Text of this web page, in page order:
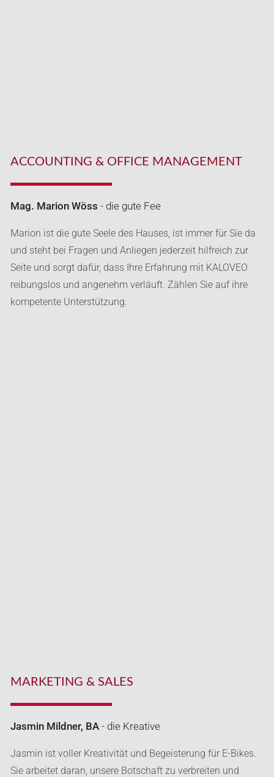
ACCOUNTING & OFFICE MANAGEMENT
Mag. Marion Wöss - die gute Fee
Marion ist die gute Seele des Hauses, ist immer für Sie da
und steht bei Fragen und Anliegen jederzeit hilfreich zur
Seite und sorgt dafür, dass Ihre Erfahrung mit KALOVEO
reibungslos und angenehm verläuft. Zählen Sie auf ihre
kompetente Unterstützung.
MARKETING & SALES
Jasmin Mildner, BA - die Kreative
Jasmin ist voller Kreativität und Begeisterung für E-Bikes.
Sie arbeitet daran, unsere Botschaft zu verbreiten und